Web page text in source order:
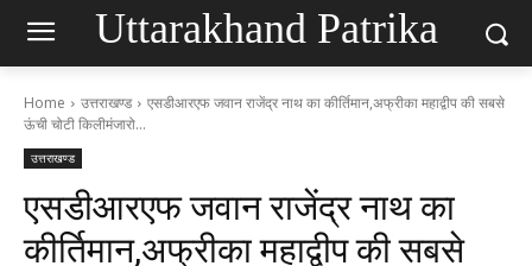
Uttarakhand Patrika
Home उत्तराखण्ड
एसडीआरएफ जवान राजेंद्र नाथ का कीर्तिमान,अफ्रीका महाद्वीप की सबसे
ऊंची चोटी किलीमंजारो...
उत्तराखण्ड
एसडीआरएफ जवान राजेंद्र नाथ का
कीर्तिमान,अफ्रीका महाद्वीप की सबसे